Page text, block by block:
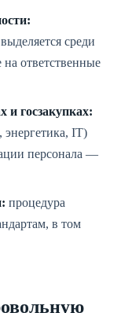
среди
ответственные
и госзакупках:
энергетика, IT)
персонала —
процедура
в том